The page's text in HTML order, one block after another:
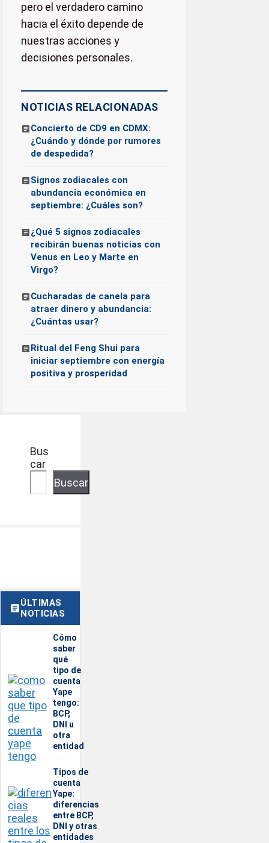
pero el verdadero camino
hacia el éxito depende de
nuestras acciones y
decisiones personales.
NOTICIAS RELACIONADAS
Concierto de CD9 en CDMX:
¿Cuándo y dónde por rumores
de despedida?
Signos zodiacales con
abundancia económica en
septiembre: ¿Cuáles son?
¿Qué 5 signos zodiacales
recibirán buenas noticias con
Venus en Leo y Marte en
Virgo?
Cucharadas de canela para
atraer dinero y abundancia:
¿Cuántas usar?
Ritual del Feng Shui para
iniciar septiembre con energía
positiva y prosperidad
Bus
car
Buscar
ÚLTIMAS
NOTICIAS
Cómo
saber
qué
tipo de
cuenta
Yape
tengo:
BCP,
DNI u
otra
entidad
Tipos de
cuenta
Yape:
diferencias
entre BCP,
DNI y otras
entidades